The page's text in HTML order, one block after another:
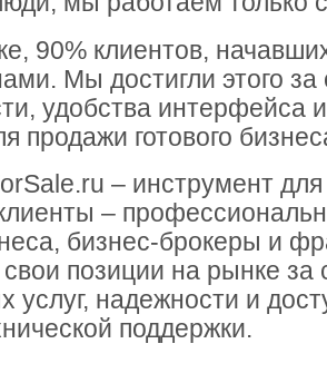
90% клиентов,
Мы достигли этого за
удобства интерфейса
продажи готового
– инструмент
–
бизнес-брокеры и
позиции на рынке за
услуг, надежности и
поддержки.